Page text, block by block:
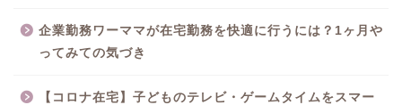
企業勤務ワーママが在宅勤務を快適に行うには？1ヶ月や
ってみての気づき
【コロナ在宅】子どものテレビ・ゲームタイムをスマー